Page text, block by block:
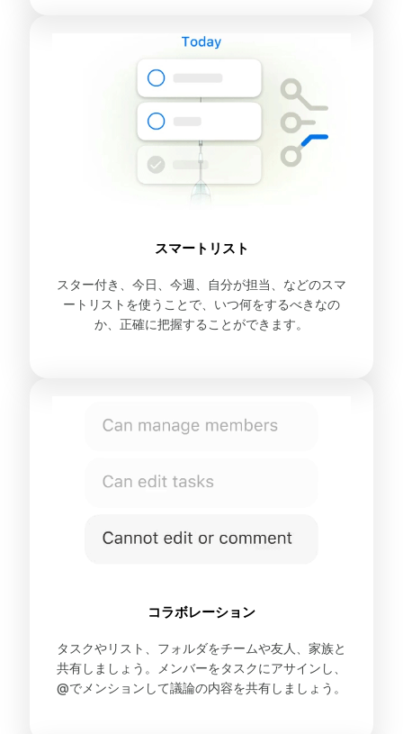
スマートリスト
スター付き、今日、今週、自分が担当、などのスマ
ートリストを使うことで、いつ何をするべきなの
か、正確に把握することができます。
コラボレーション
タスクやリスト、フォルダをチームや友人、家族と
共有しましょう。メンバーをタスクにアサインし、
@でメンションして議論の内容を共有しましょう。